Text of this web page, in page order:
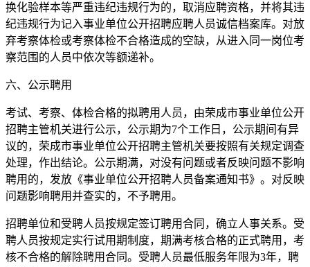
换化验样本等严重违纪违规行为的，取消应聘资格，并将其违
纪违规行为记入事业单位公开招聘应聘人员诚信档案库。对放
弃考察体检或考察体检不合格造成的空缺，从进入同一岗位考
察范围的人员中依次等额递补。
六、公示聘用
考试、考察、体检合格的拟聘用人员，由荣成市事业单位公开
招聘主管机关进行公示，公示期为7个工作日，公示期间有异
议的，荣成市事业单位公开招聘主管机关要按照有关规定调查
处理，作出结论。公示期满，对没有问题或者反映问题不影响
聘用的，发放《事业单位公开招聘人员备案通知书》。对反映
问题影响聘用并查实的，不予聘用。
招聘单位和受聘人员按规定签订聘用合同，确立人事关系。受
聘人员按规定实行试用期制度，期满考核合格的正式聘用，考
核不合格的解除聘用合同。受聘人员最低服务年限为3年，聘